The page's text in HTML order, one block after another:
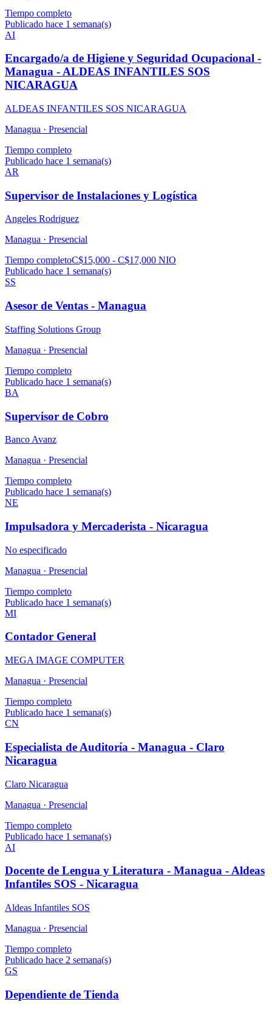
Tiempo completo
Publicado hace 1 semana(s)
AI
Encargado/a de Higiene y Seguridad Ocupacional -
Managua - ALDEAS INFANTILES SOS
NICARAGUA
ALDEAS INFANTILES SOS NICARAGUA
Managua · Presencial
Tiempo completo
Publicado hace 1 semana(s)
AR
Supervisor de Instalaciones y Logística
Angeles Rodriguez
Managua · Presencial
Tiempo completoC$15,000 - C$17,000 NIO
Publicado hace 1 semana(s)
SS
Asesor de Ventas - Managua
Staffing Solutions Group
Managua · Presencial
Tiempo completo
Publicado hace 1 semana(s)
BA
Supervisor de Cobro
Banco Avanz
Managua · Presencial
Tiempo completo
Publicado hace 1 semana(s)
NE
Impulsadora y Mercaderista - Nicaragua
No especificado
Managua · Presencial
Tiempo completo
Publicado hace 1 semana(s)
MI
Contador General
MEGA IMAGE COMPUTER
Managua · Presencial
Tiempo completo
Publicado hace 1 semana(s)
CN
Especialista de Auditoría - Managua - Claro
Nicaragua
Claro Nicaragua
Managua · Presencial
Tiempo completo
Publicado hace 1 semana(s)
AI
Docente de Lengua y Literatura - Managua - Aldeas
Infantiles SOS - Nicaragua
Aldeas Infantiles SOS
Managua · Presencial
Tiempo completo
Publicado hace 2 semana(s)
GS
Dependiente de Tienda